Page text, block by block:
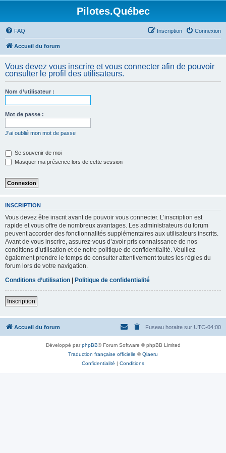
Pilotes.Québec
FAQ Connexion
Inscription
Accueil du forum
Vous devez vous inscrire et vous connecter afin de pouvoir
consulter le profil des utilisateurs.
Nom d’utilisateur :
Mot de passe :
J’ai oublié mon mot de passe
Se souvenir de moi
Masquer ma présence lors de cette session
INSCRIPTION
Vous devez être inscrit avant de pouvoir vous connecter. L’inscription est
rapide et vous offre de nombreux avantages. Les administrateurs du forum
peuvent accorder des fonctionnalités supplémentaires aux utilisateurs inscrits.
Avant de vous inscrire, assurez-vous d’avoir pris connaissance de nos
conditions d’utilisation et de notre politique de confidentialité. Veuillez
également prendre le temps de consulter attentivement toutes les règles du
forum lors de votre navigation.
Conditions d’utilisation | Politique de confidentialité
Inscription
Accueil du forum Fuseau horaire sur UTC-04:00
Développé parphpBB® Forum Software © phpBB Limited
Traduction française officielle ©Qiaeru
Confidentialité | Conditions